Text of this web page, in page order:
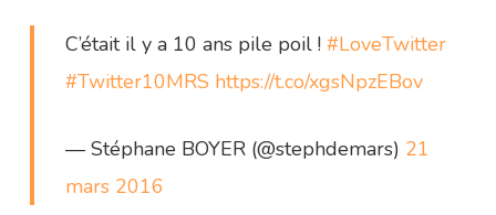
C’était il y a 10 ans pile poil !#LoveTwitter
#Twitter10MRS https://t.co/xgsNpzEBov
— Stéphane BOYER (@stephdemars) 21
mars 2016